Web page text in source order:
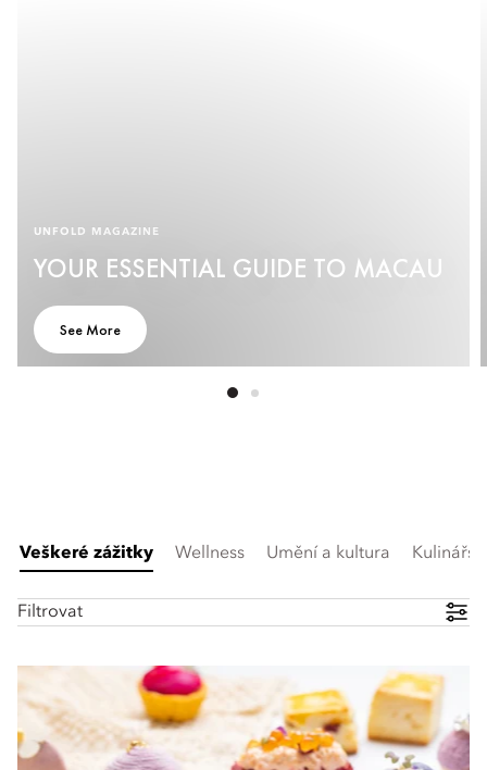
UNFOLD MAGAZINE
YOUR ESSENTIAL GUIDE TO MACAU
See More
Veškeré zážitky Wellness Umění a kultura
Filtrovat